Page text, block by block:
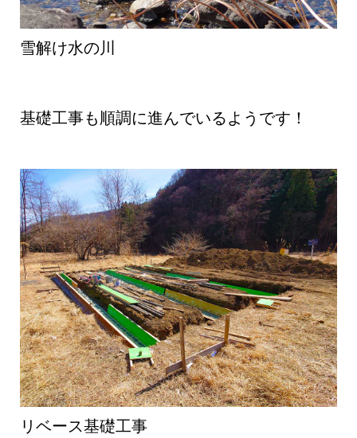
雪解け水の川
基礎工事も順調に進んでいるようです！
リベース基礎工事